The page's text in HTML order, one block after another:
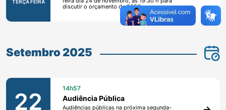
TERÇA FEIRA
discutir o orçamento de 2026.
Setembro 2025
22 14h57
Audiência Pública
Audiências públicas na próxima segunda-